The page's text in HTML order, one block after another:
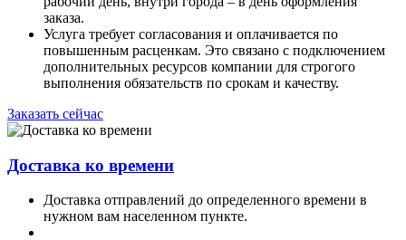
заказа.
Услуга требует согласования и оплачивается по
повышенным расценкам. Это связано с подключением
дополнительных ресурсов компании для строгого
выполнения обязательств по срокам и качеству.
Заказать сейчас
Доставка ко времени
Доставка отправлений до определенного времени в
нужном вам населенном пункте.